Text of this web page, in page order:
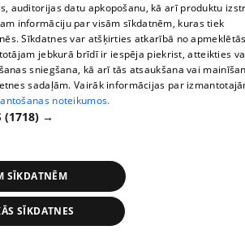
nedēļām
aizmirst diētas un skaidro kas
auditorijas datu apkopošanu, kā arī produktu
informāciju par visām sīkdatnēm, kuras tiek
Sīkdatnes var atšķirties atkarībā no
jebkurā brīdī ir iespēja piekrist, atteikties
sniegšana, kā arī tās atsaukšana vai
sadaļām. Vairāk informācijas par
noteikumos.
(1718) →
SĪKDATNĒM
SĪKDATNES